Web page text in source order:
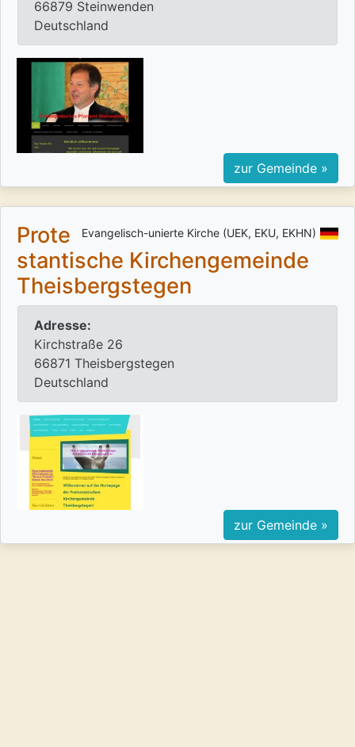
66879 Steinwenden
Deutschland
zur Gemeinde »
Evangelisch-unierte Kirche (UEK, EKU, EKHN)
Prote
stantische Kirchengemeinde
Theisbergstegen
Adresse:
Kirchstraße 26
66871 Theisbergstegen
Deutschland
zur Gemeinde »